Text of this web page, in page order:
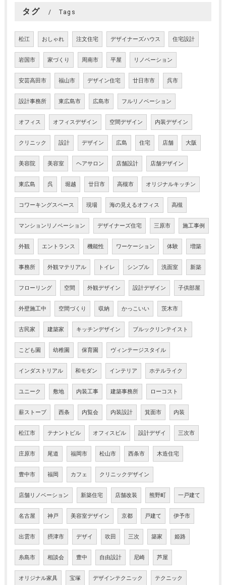
タグ Tags
松江 おしゃれ 注文住宅 デザイナーズハウス 住宅設計
岩国市 家づくり 周南市 平屋 リノベーション
安芸高田市 福山市 デザイン住宅 廿日市市 呉市
設計事務所 東広島市 広島市 フルリノベーション
オフィス オフィスデザイン 空間デザイン 内装デザイン
クリニック 設計 デザイン 広島 住宅 店舗 大阪
美容院 美容室 ヘアサロン 店舗設計 店舗デザイン
東広島 呉 堀越 廿日市 高槻市 オリジナルキッチン
コワーキングスペース 現場 海の見えるオフィス 高槻
マンションリノベーション デザイナーズ住宅 三原市 施工事例
外観 エントランス 機能性 ワーケーション 体験 増築
事務所 外観マテリアル トイレ シンプル 洗面室 新築
フローリング 空間 外観デザイン 設計デザイン 子供部屋
外壁施工中 空間づくり 収納 かっこいい 茨木市
古民家 建築家 キッチンデザイン ブルックリンテイスト
こども園 幼稚園 保育園 ヴィンテージスタイル
インダストリアル 和モダン インテリア ホテルライク
ユニーク 敷地 内装工事 建築事務所 ローコスト
薪ストーブ 西条 内覧会 内装設計 箕面市 内装
松江市 テナントビル オフィスビル 設計デザイ 三次市
庄原市 尾道 福岡市 松山市 西条市 木造住宅
豊中市 福岡 カフェ クリニックデザイン
店舗リノベーション 新築住宅 店舗改装 熊野町 一戸建て
名古屋 神戸 美容室デザイン 京都 戸建て 伊予市
出雲市 摂津市 デザイ 吹田 三次 築家 姫路
糸島市 相談会 豊中 自由設計 尼崎 芦屋
オリジナル家具 宝塚 デザインテクニック テクニック